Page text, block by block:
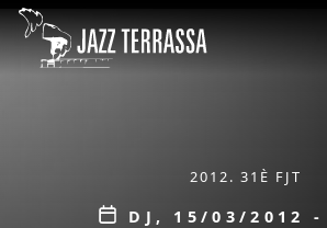
Vés al contingut
2012. 31È FJT
Data
DJ, 15/03/2012 -